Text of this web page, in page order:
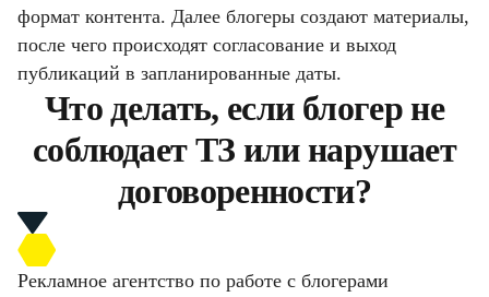
формат контента. Далее блогеры создают материалы,
после чего происходят согласование и выход
публикаций в запланированные даты.
Что делать, если блогер не
соблюдает ТЗ или нарушает
договоренности?
Рекламное агентство по работе с блогерами